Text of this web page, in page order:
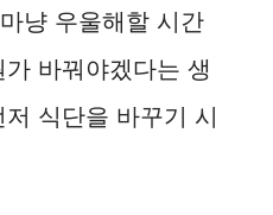
e
o
냥 우울해할 시간
바꿔야겠다는 생
식단을 바꾸기 시